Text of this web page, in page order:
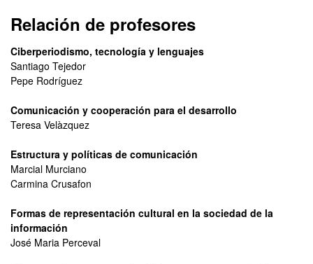
Relación de profesores
Ciberperiodismo, tecnología y lenguajes
Santiago Tejedor
Pepe Rodríguez
Comunicación y cooperación para el desarrollo
Teresa Velàzquez
Estructura y políticas de comunicación
Marcial Murciano
Carmina Crusafon
Formas de representación cultural en la sociedad de la
información
José Maria Perceval